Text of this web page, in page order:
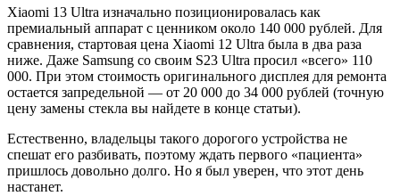
Xiaomi 13 Ultra изначально позиционировалась как
премиальный аппарат с ценником около 140 000 рублей. Для
сравнения, стартовая цена Xiaomi 12 Ultra была в два раза
ниже. Даже Samsung со своим S23 Ultra просил «всего» 110
000. При этом стоимость оригинального дисплея для ремонта
остается запредельной — от 20 000 до 34 000 рублей (точную
цену замены стекла вы найдете в конце статьи).
Естественно, владельцы такого дорогого устройства не
спешат его разбивать, поэтому ждать первого «пациента»
пришлось довольно долго. Но я был уверен, что этот день
настанет.